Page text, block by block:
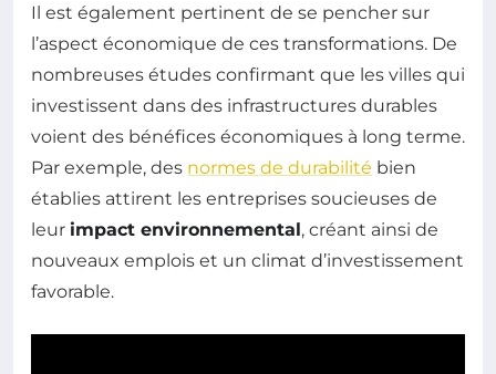
Il est également pertinent de se pencher sur
l’aspect économique de ces transformations. De
nombreuses études confirmant que les villes qui
investissent dans des infrastructures durables
voient des bénéfices économiques à long terme.
Par exemple, des normes de durabilité bien
établies attirent les entreprises soucieuses de
leur impact environnemental, créant ainsi de
nouveaux emplois et un climat d’investissement
favorable.